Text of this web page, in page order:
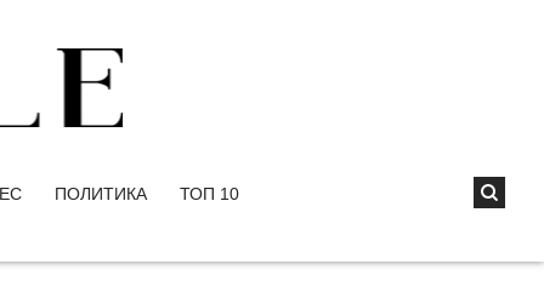
ПОЛИТИКА ТОП 10